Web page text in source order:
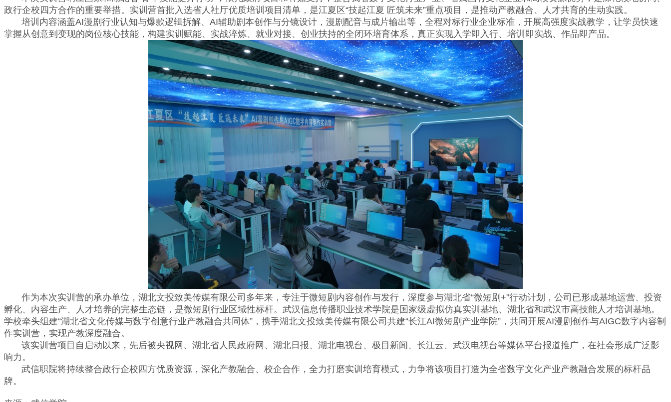
政行企校四方合作的重要举措。实训营首批入选省人社厅优质培训项目清单，是江夏区“技起江夏 匠筑未来”重点项目，是推动产教融合、人才共育的生动实践。
培训内容涵盖AI漫剧行业认知与爆款逻辑拆解、AI辅助剧本创作与分镜设计，漫剧配音与成片输出等，全程对标行业企业标准，开展高强度实战教学，让学员快速
掌握从创意到变现的岗位核心技能，构建实训赋能、实战淬炼、就业对接、创业扶持的全闭环培育体系，真正实现入学即入行、培训即实战、作品即产品。
作为本次实训营的承办单位，湖北文投致美传媒有限公司多年来，专注于‌微短剧内容创作与发行，深度参与湖北省“微短剧+”行动计划，公司已形成基地运营、投资
孵化、内容生产、人才培养的完整生态链，是微短剧行业‌区域性标杆。武汉信息传播职业技术学院是国家级虚拟仿真实训基地、湖北省和武汉市高技能人才培训基地。
学校牵头组建“湖北省文化传媒与数字创意行业产教融合共同体”，携手湖北文投致美传媒有限公司共建“长江AI微短剧产业学院”，共同开展AI漫剧创作与AIGC数字内容制
作实训营，实现产教深度融合。
该实训营项目自启动以来，先后被央视网、湖北省人民政府网、湖北日报、湖北电视台、极目新闻、长江云、武汉电视台等媒体平台报道推广，在社会形成广泛影
响力。
武信职院将持续整合政行企校四方优质资源，深化产教融合、校企合作，全力打磨实训培育模式，力争将该项目打造为全省数字文化产业产教融合发展的标杆品
牌。